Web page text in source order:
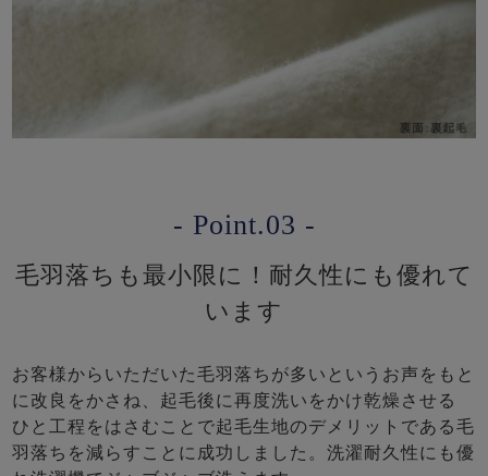
- Point.03 -
毛羽落ちも最小限に！耐久性にも優れて
います
お客様からいただいた毛羽落ちが多いというお声をもと
に改良をかさね、起毛後に再度洗いをかけ乾燥させる
ひと工程をはさむことで起毛生地のデメリットである毛
羽落ちを減らすことに成功しました。洗濯耐久性にも優